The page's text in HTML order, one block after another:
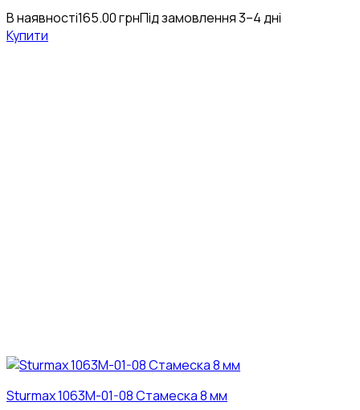
В наявності165.00грнПід замовлення 3–4 дні
Купити
Sturmax 1063M-01-08 Стамеска 8 мм